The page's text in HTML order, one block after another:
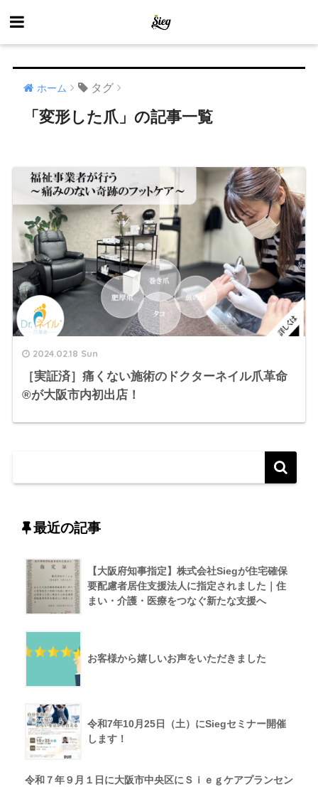
ホーム タグ
「変形した爪」の記事一覧
2024.02.18 Sun
［実証済］痛くない施術のドクターネイル爪革命
®︎が大阪市内初出店！
最近の記事
【大阪府知事指定】株式会社Siegが住宅確保
要配慮者居住支援法人に指定されました｜住
まい・介護・医療をつなぐ新たな支援へ
お客様から嬉しいお声をいただきました
令和7年10月25日（土）にSiegセミナー開催
します！
令和７年９月１日に大阪市中央区にＳｉｅｇケアプランセン